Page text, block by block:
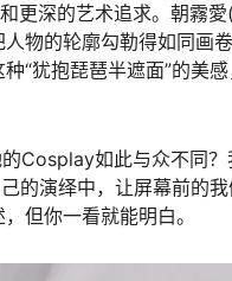
更深的艺术追求。朝霧
物的轮廓勾勒得如同画
“犹抱琵琶半遮面”的美
Cosplay如此与众不同
的演绎中，让屏幕前的
但你一看就能明白。